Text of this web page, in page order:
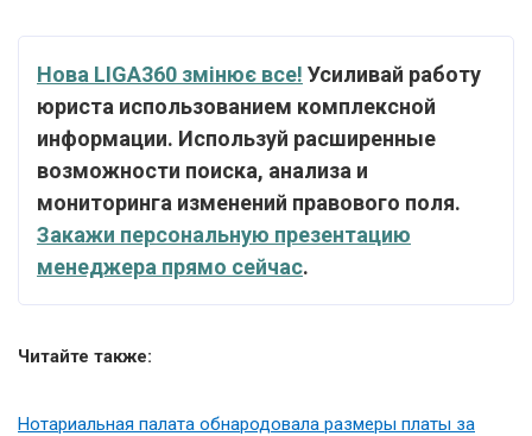
Нова LIGA360 змінює все! Усиливай работу
юриста использованием комплексной
информации. Используй расширенные
возможности поиска, анализа и
мониторинга изменений правового поля.
Закажи персональную презентацию
менеджера прямо сейчас.
Читайте также:
Нотариальная палата обнародовала размеры платы за